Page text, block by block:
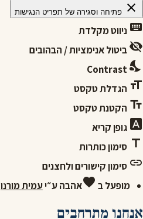
close פתיחה וסגירה של תפריט הנגישות
keyboard ניווט מקלדת
visibility_offביטול אנימציות / הבהובים
nights_stay
Contrast
format_size הגדלת טקסט
text_fields הקטנת טקסט
font_download גופן קריא
title סימון כותרות
link סימון קישורים ולחצנים
מופעל ב favoriteאהבהע״יעמית מורנו
אנחנו מתרחבים